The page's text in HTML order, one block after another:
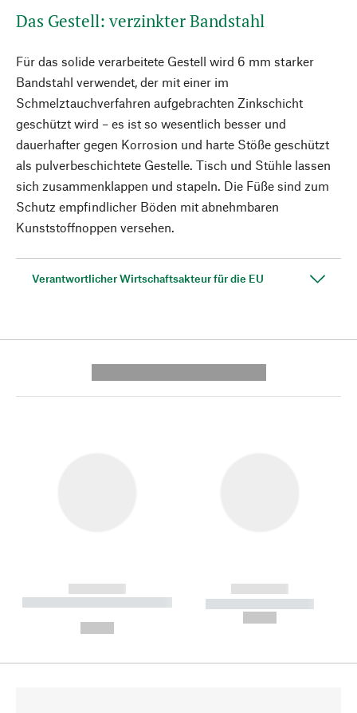
Das Gestell: verzinkter Bandstahl
Für das solide verarbeitete Gestell wird 6 mm starker
Bandstahl verwendet, der mit einer im
Schmelztauchverfahren aufgebrachten Zinkschicht
geschützt wird – es ist so wesentlich besser und
dauerhafter gegen Korrosion und harte Stöße geschützt
als pulverbeschichtete Gestelle. Tisch und Stühle lassen
sich zusammenklappen und stapeln. Die Füße sind zum
Schutz empfindlicher Böden mit abnehmbaren
Kunststoffnoppen versehen.
Verantwortlicher Wirtschaftsakteur für die EU
------------
----------- ----------- --------
------------
----------- -----------